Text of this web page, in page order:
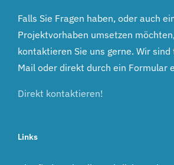
Falls Sie Fragen haben, oder auch
Projektvorhaben umsetzen
kontaktieren Sie uns gerne. Wir
Mail oder direkt durch ein Formular
Direkt kontaktieren!
Links